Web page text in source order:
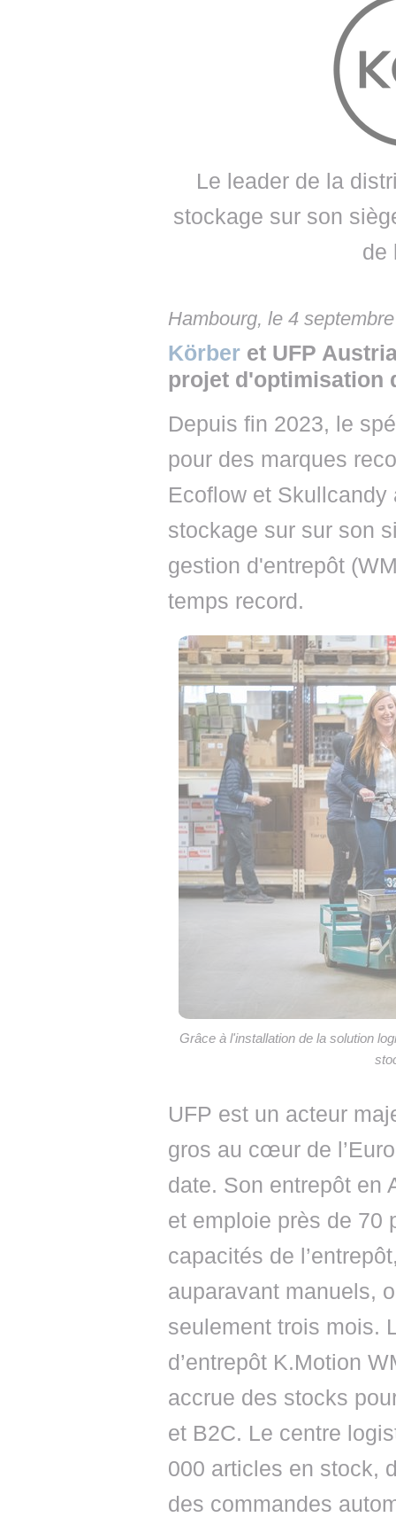
•
•
•
👉
Le leader de la
stockage sur son
de
Hambourg, le 4
Körber et UFP
projet d'optimisation
Depuis fin 2023, le
pour des marques
Ecoflow et
stockage sur sur son
gestion d'entrepôt
temps record.
Grâce à l'installation de la solution
UFP est un acteur
gros au cœur de
date. Son entrepôt en
et emploie près de 70
capacités de
auparavant manuels,
seulement trois mois.
d’entrepôt K.Motion
accrue des stocks
et B2C. Le centre
000 articles en stock,
des commandes